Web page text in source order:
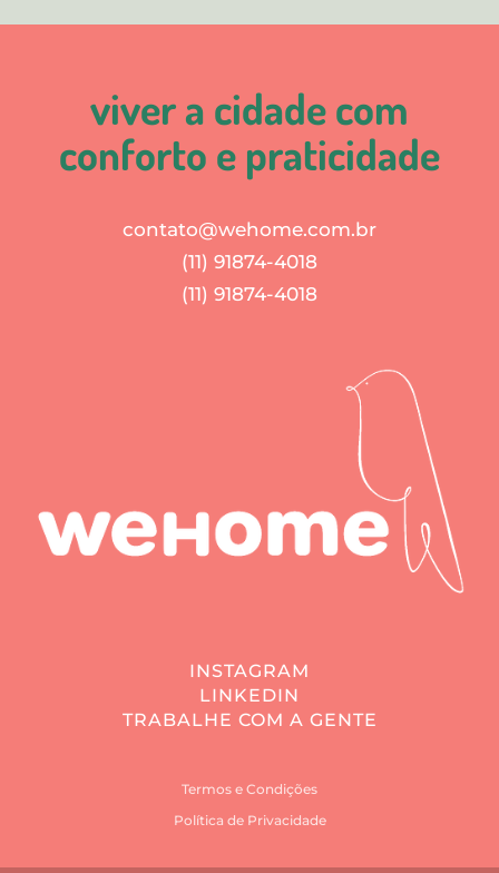
viver a cidade com
conforto e praticidade
contato@wehome.com.br
(11) 91874-4018
(11) 91874-4018
Termos e Condições
Política de Privacidade
INSTAGRAM
LINKEDIN
TRABALHE COM A GENTE